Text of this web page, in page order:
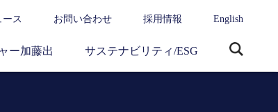
ース お問い合わせ 採用情報 English
ー加藤出 サステナビリティ/ESG